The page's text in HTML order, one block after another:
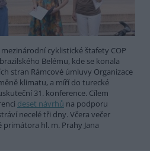
cyklistické štafety COP
Belému, kde se konala
stran Rámcové úmluvy Organizace
klimatu, a míří do turecké
31. konference. Cílem
deset návrhů na podporu
necelé tři dny. Včera večer
hl. m. Prahy Jana